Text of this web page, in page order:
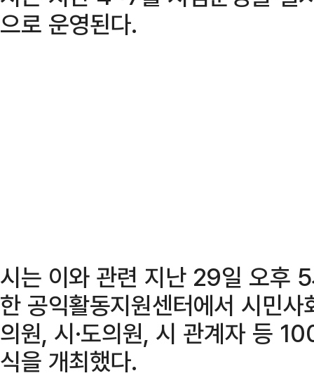
으로 운영된다.
시는 이와 관련 지난 29일 오후
한 공익활동지원센터에서 시민
의원, 시·도의원, 시 관계자 등
식을 개최했다.